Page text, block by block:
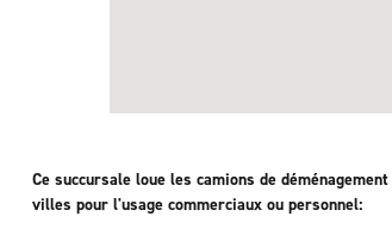
Ce succursale loue les camions de
villes pour l'usage commerciaux ou personnel: